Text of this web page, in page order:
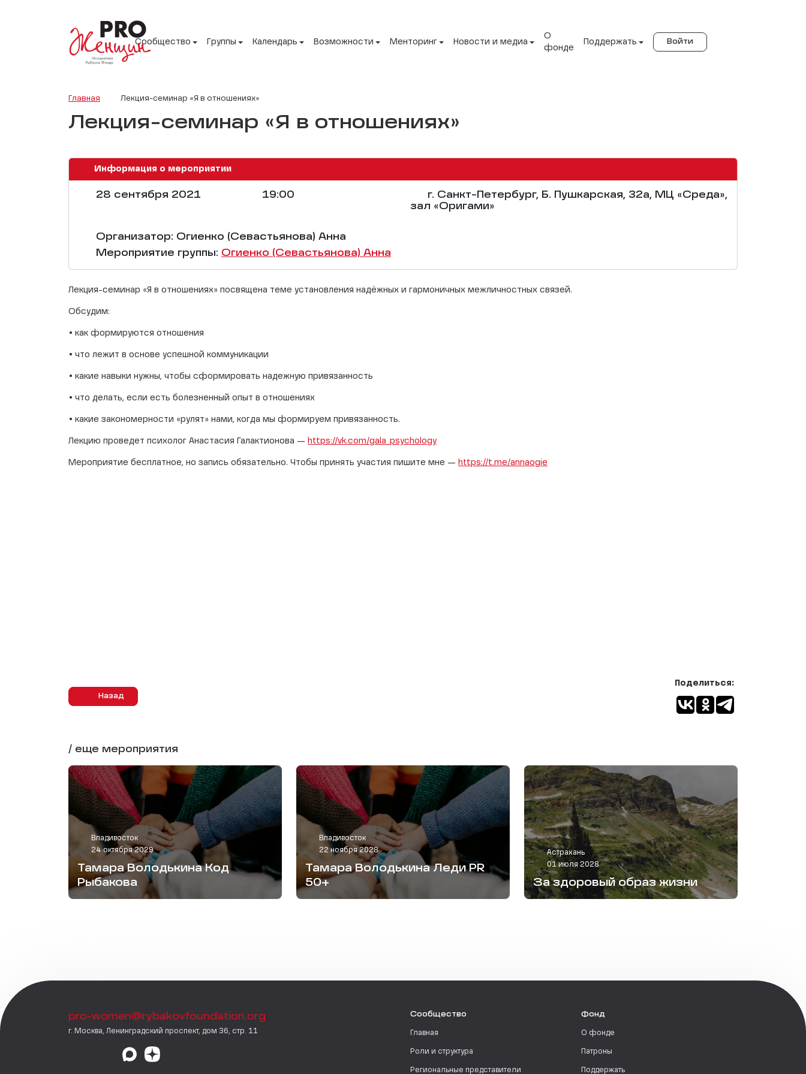
Сообщество Группы Календарь Возможности Менторинг Новости и медиа
О
фонде
Поддержать Войти
Главная Лекция-семинар «Я в отношениях»
Лекция-семинар «Я в отношениях»
Информация о мероприятии
28 сентября 2021 19:00
г. Санкт-Петербург, Б. Пушкарская, 32а, МЦ «Среда»,
зал «Оригами»
Организатор: Огиенко (Севастьянова) Анна
Мероприятие группы: Огиенко (Севастьянова) Анна
Лекция-семинар «Я в отношениях» посвящена теме установления надёжных и гармоничных межличностных связей.
Обсудим:
• как формируются отношения
• что лежит в основе успешной коммуникации
• какие навыки нужны, чтобы сформировать надежную привязанность
• что делать, если есть болезненный опыт в отношениях
• какие закономерности «рулят» нами, когда мы формируем привязанность.
Лекцию проведет психолог Анастасия Галактионова — https://vk.com/gala_psychology
Мероприятие бесплатное, но запись обязательно. Чтобы принять участия пишите мне — https://t.me/annaogie
Назад
Поделиться:
/ еще мероприятия
Владивосток
24 октября 2029
Тамара Володькина Код
Рыбакова
Владивосток
22 ноября 2028
Тамара Володькина Леди PR
50+
Астрахань
01 июля 2028
За здоровый образ жизни
pro-women@rybakovfoundation.org
г. Москва, Ленинградский проспект, дом 36, стр. 11
Сообщество
Главная
Роли и структура
Региональные представители
Фонд
О фонде
Патроны
Поддержать